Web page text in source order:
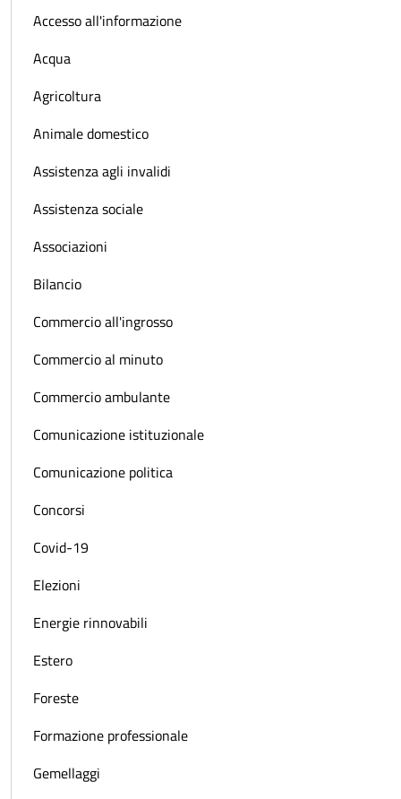
Accesso all'informazione
Acqua
Agricoltura
Animale domestico
Assistenza agli invalidi
Assistenza sociale
Associazioni
Bilancio
Commercio all'ingrosso
Commercio al minuto
Commercio ambulante
Comunicazione istituzionale
Comunicazione politica
Concorsi
Covid-19
Elezioni
Energie rinnovabili
Estero
Foreste
Formazione professionale
Gemellaggi